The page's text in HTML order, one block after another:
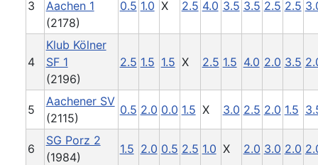
3
Aachen 1
(2178)
0.5 1.0 X 2.5 4.0 3.5 3.5 2.5 2.5
4
Klub Kölner
SF 1
(2196)
2.5 1.5 1.5 X 2.5 1.5 4.0 2.0 3.5
5
Aachener SV
(2115)
0.5 2.0 0.0 1.5 X 3.0 2.5 2.0 1.5
6
SG Porz 2
(1984)
1.5 2.0 0.5 2.5 1.0 X 2.0 3.0 2.0